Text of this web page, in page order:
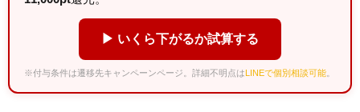
▶ いくら下がるか試算する
※付与条件は遷移先キャンペーンページ。詳細不明点はLINEで個別相談可能